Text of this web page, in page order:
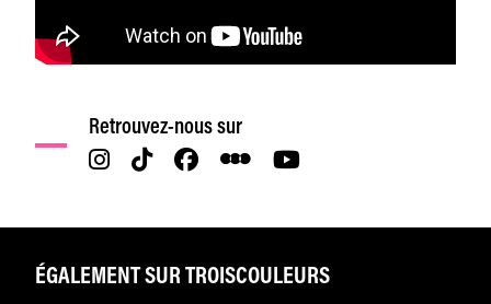
Retrouvez-nous sur
ÉGALEMENT SUR TROISCOULEURS